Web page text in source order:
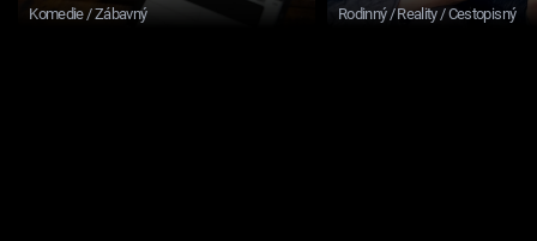
Komedie / Zábavný Rodinný / Reality / Cestopisný